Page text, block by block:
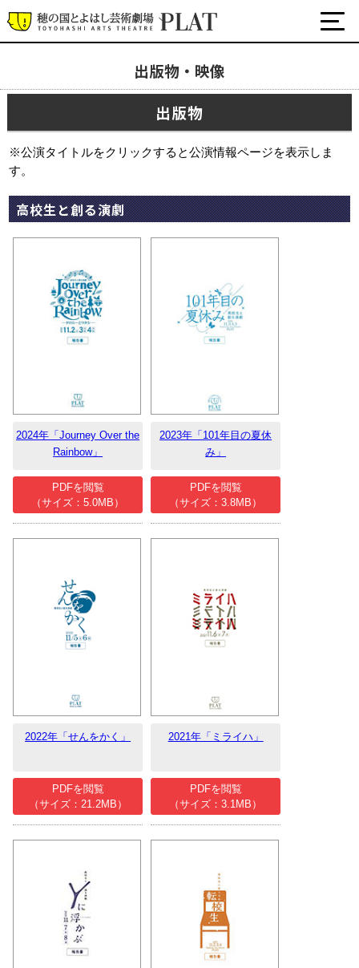
公式SNS
アクセシビリティ/
会員制度のご案内
座席表 月間スケジュール
プラットニュース 出版物・映像
サイトマップ トップに戻る
出版物・映像
出版物
※公演タイトルをクリックすると公演情報ページを表示しま
す。
高校生と創る演劇
2024年「Journey Over the
Rainbow」
PDFを閲覧
（サイズ：5.0MB）
2023年「101年目の夏休
み」
PDFを閲覧
（サイズ：3.8MB）
2022年「せんをかく」
PDFを閲覧
（サイズ：21.2MB）
2021年「ミライハ」
PDFを閲覧
（サイズ：3.1MB）
映像
プラットについて
サポート
関連団体・施設